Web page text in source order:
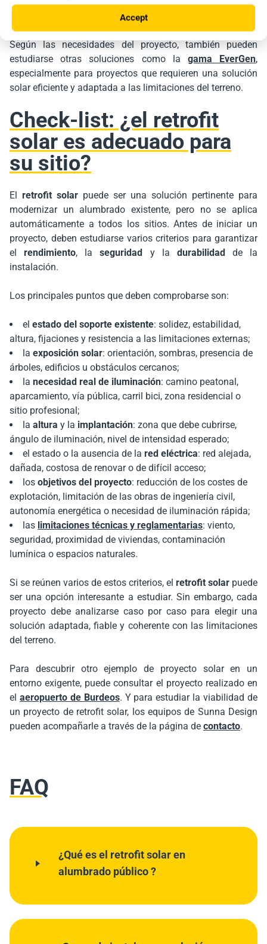
Accept
Según las necesidades del proyecto, también pueden
estudiarse otras soluciones como la gama EverGen,
especialmente para proyectos que requieren una solución
solar eficiente y adaptada a las limitaciones del terreno.
Check-list: ¿el retrofit
solar es adecuado para
su sitio?
El retrofit solar puede ser una solución pertinente para
modernizar un alumbrado existente, pero no se aplica
automáticamente a todos los sitios. Antes de iniciar un
proyecto, deben estudiarse varios criterios para garantizar
elrendimiento, laseguridad y la durabilidad
de la
instalación.
Los principales puntos que deben comprobarse son:
el estado del soporte existente: solidez, estabilidad,
altura, fijaciones y resistencia a las limitaciones externas;
la exposición solar: orientación, sombras, presencia de
árboles, edificios u obstáculos cercanos;
la necesidad real de iluminación: camino peatonal,
aparcamiento, vía pública, carril bici, zona residencial o
sitio profesional;
la altura y la implantación: zona que debe cubrirse,
ángulo de iluminación, nivel de intensidad esperado;
el estado o la ausencia de la red eléctrica: red alejada,
dañada, costosa de renovar o de difícil acceso;
los objetivos del proyecto: reducción de los costes de
explotación, limitación de las obras de ingeniería civil,
autonomía energética o necesidad de iluminación rápida;
las limitaciones técnicas y reglamentarias: viento,
seguridad, proximidad de viviendas, contaminación
lumínica o espacios naturales.
Si se reúnen varios de estos criterios, el retrofit solar puede
ser una opción interesante a estudiar. Sin embargo, cada
proyecto debe analizarse caso por caso para elegir una
solución adaptada, fiable y coherente con las limitaciones
del terreno.
Para descubrir otro ejemplo de proyecto solar en un
entorno exigente, puede consultar el proyecto realizado en
el aeropuerto de Burdeos. Y para estudiar la viabilidad de
un proyecto de retrofit solar, los equipos de Sunna Design
pueden acompañarle a través de la página de contacto.
FAQ
¿Qué es el retrofit solar en
alumbrado público ?